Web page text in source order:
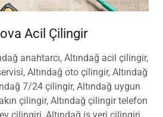
anahtarcı, Altındağ acil çilingir,
Altındağ oto çilingir, Altındağ
7/24 çilingir, Altındağ uygun
çilingir, Altındağ çilingir telefon